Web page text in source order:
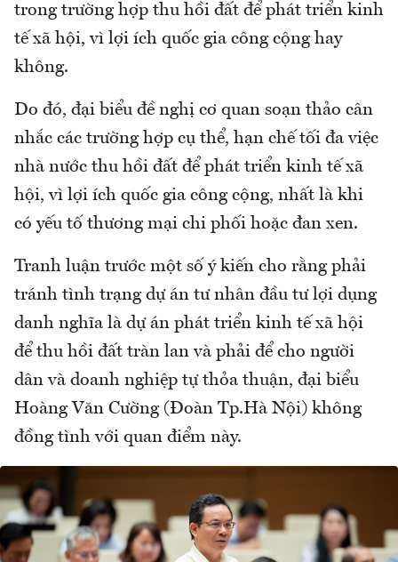
trong trường hợp thu hồi đất để phát triển kinh
tế xã hội, vì lợi ích quốc gia công cộng hay
không.
Do đó, đại biểu đề nghị cơ quan soạn thảo cân
nhắc các trường hợp cụ thể, hạn chế tối đa việc
nhà nước thu hồi đất để phát triển kinh tế xã
hội, vì lợi ích quốc gia công cộng, nhất là khi
có yếu tố thương mại chi phối hoặc đan xen.
Tranh luận trước một số ý kiến cho rằng phải
tránh tình trạng dự án tư nhân đầu tư lợi dụng
danh nghĩa là dự án phát triển kinh tế xã hội
để thu hồi đất tràn lan và phải để cho người
dân và doanh nghiệp tự thỏa thuận, đại biểu
Hoàng Văn Cường (Đoàn Tp.Hà Nội) không
đồng tình với quan điểm này.